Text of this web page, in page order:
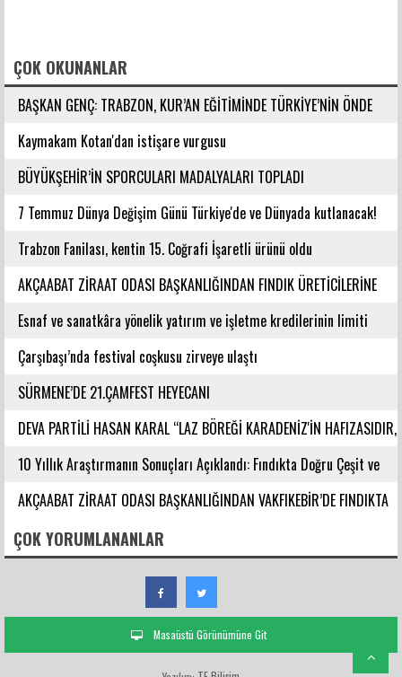
ÇOK OKUNANLAR
BAŞKAN GENÇ: TRABZON, KUR’AN EĞİTİMİNDE TÜRKİYE’NİN ÖNDE
GELEN ŞEHİRLERİNDENDİR
Kaymakam Kotan'dan istişare vurgusu
BÜYÜKŞEHİR’İN SPORCULARI MADALYALARI TOPLADI
7 Temmuz Dünya Değişim Günü Türkiye'de ve Dünyada kutlanacak!
Trabzon Fanilası, kentin 15. Coğrafi İşaretli ürünü oldu
AKÇAABAT ZİRAAT ODASI BAŞKANLIĞINDAN FINDIK ÜRETİCİLERİNE
AĞUSTOS AYI İÇİN UYARI!
Esnaf ve sanatkâra yönelik yatırım ve işletme kredilerinin limiti
artırıldı
Çarşıbaşı’nda festival coşkusu zirveye ulaştı
SÜRMENE’DE 21.ÇAMFEST HEYECANI
DEVA PARTİLİ HASAN KARAL “LAZ BÖREĞİ KARADENİZ'İN HAFIZASIDIR,
KİMLİĞİ DEĞİŞTİRİLEMEZ”
10 Yıllık Araştırmanın Sonuçları Açıklandı: Fındıkta Doğru Çeşit ve
Rakım Belirlendi
AKÇAABAT ZİRAAT ODASI BAŞKANLIĞINDAN VAKFIKEBİR’DE FINDIKTA
BAHÇE GÜNÜ ETKİNLİĞİNE KATILIM
ÇOK YORUMLANANLAR
Masaüstü Görünümüne Git